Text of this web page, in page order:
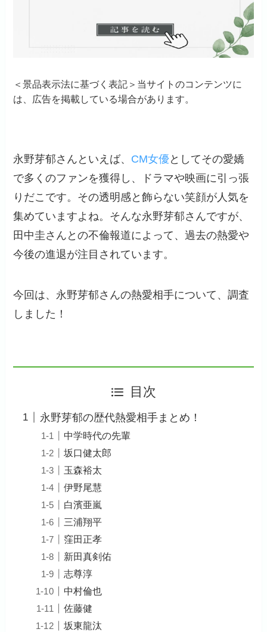
＜景品表示法に基づく表記＞当サイトのコンテンツに
は、広告を掲載している場合があります。
永野芽郁さんといえば、 CM女優 としてその愛嬌
で多くのファンを獲得し、ドラマや映画に引っ張
りだこです。その透明感と飾らない笑顔が人気を
集めていますよね。そんな永野芽郁さんですが、
田中圭さんとの不倫報道によって、過去の熱愛や
今後の進退が注目されています。
今回は、永野芽郁さんの熱愛相手について、調査
しました！
目次
永野芽郁の歴代熱愛相手まとめ！
中学時代の先輩
坂口健太郎
玉森裕太
伊野尾慧
白濱亜嵐
三浦翔平
窪田正孝
新田真剣佑
志尊淳
中村倫也
佐藤健
坂東龍汰